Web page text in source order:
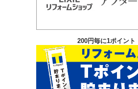
200円毎に1ポイント